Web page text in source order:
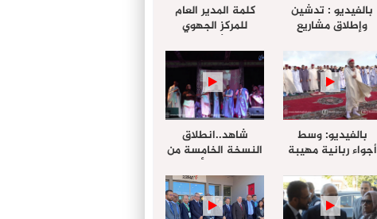
بالفيديو : تدشين
وإطلاق مشاريع
لعيد العرش
كلمة المدير العام
للمركز الجهوي
للإستثمار خلال
أشغال لإجتماع
التقييمي للجنة
الجهوية الموحد
لإستثمار بجهة
الداخلة…
بالفيديو: وسط
أجواء ربانية مهيبة
علي خليل ” يؤدي
صلاة عيد الفطر مع
جموع المصلين
شاهد..انطلاق
النسخة الخامسة من
مهرجان “الأمداح
النبوية” المنظم من
طرف مجلس جهة
الداخلة وادي الذهب